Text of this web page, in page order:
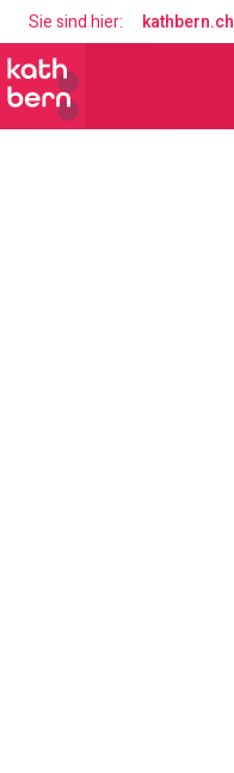
Sie sind hier: kathbern.ch